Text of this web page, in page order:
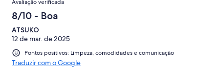
Avaliação verificada
8/10 - Boa
ATSUKO
12 de mar. de 2025
Pontos positivos: Limpeza, comodidades e comunicação
Traduzir com o Google